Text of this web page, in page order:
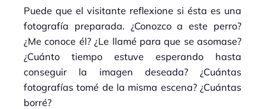
Puede que el visitante reflexione si ésta es una
fotografía preparada. ¿Conozco a este perro?
¿Me conoce él? ¿Le llamé para que se asomase?
¿Cuánto tiempo estuve esperando hasta
conseguir la imagen deseada? ¿Cuántas
fotografías tomé de la misma escena? ¿Cuántas
borré?